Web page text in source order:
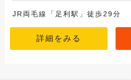
JR両毛線「足利駅」徒歩29分
詳細をみる